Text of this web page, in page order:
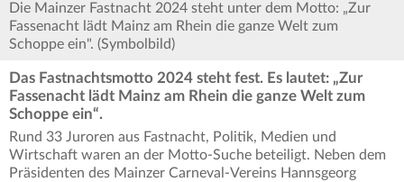
Die Mainzer Fastnacht 2024 steht unter dem Motto: „Zur
Fassenacht lädt Mainz am Rhein die ganze Welt zum
Schoppe ein". (Symbolbild)
Das Fastnachtsmotto 2024 steht fest. Es lautet: „Zur
Fassenacht lädt Mainz am Rhein die ganze Welt zum
Schoppe ein“.
Rund 33 Juroren aus Fastnacht, Politik, Medien und
Wirtschaft waren an der Motto-Suche beteiligt. Neben dem
Präsidenten des Mainzer Carneval-Vereins Hannsgeorg